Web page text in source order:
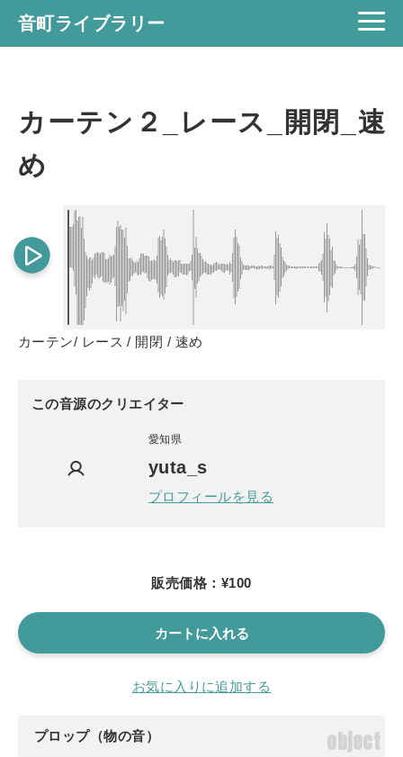
音町ライブラリー
カーテン２_レース_開閉_速
め
カーテン/ レース / 開閉 / 速め
この音源のクリエイター
愛知県
yuta_s
プロフィールを見る
販売価格：¥100
カートに入れる
お気に入りに追加する
プロップ（物の音） object